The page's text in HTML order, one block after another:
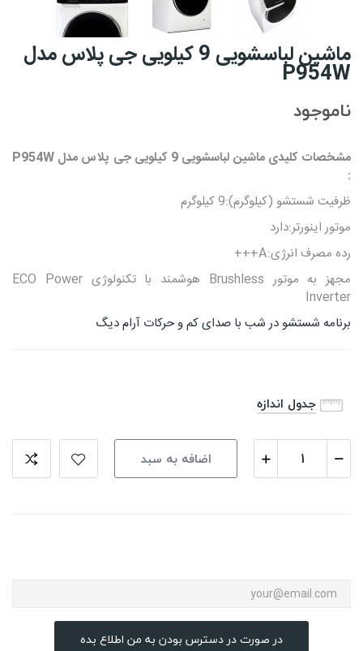
ماشین لباسشویی 9 کیلویی جی پلاس مدل
P954W
ناموجود
مشخصات کلیدی ماشین لباسشویی 9 کیلویی جی پلاس مدل P954W
:
ظرفیت شستشو (کیلوگرم):9 کیلوگرم
موتور اینورتر:دارد
رده مصرف انرژی:A+++
مجهز به موتور Brushless هوشمند با تکنولوژی ECO Power
Inverter
برنامه شستشو در شب با صدای کم و حرکات آرام دیگ
جدول اندازه
اضافه به سبد
در صورت در دسترس بودن به من اطلاع بده